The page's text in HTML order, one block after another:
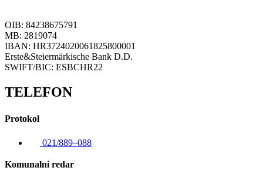
OIB: 84238675791
MB: 2819074
IBAN: HR3724020061825800001
Erste&Steiermärkische Bank D.D.
SWIFT/BIC: ESBCHR22
TELEFON
Protokol
021/889–088
Komunalni redar